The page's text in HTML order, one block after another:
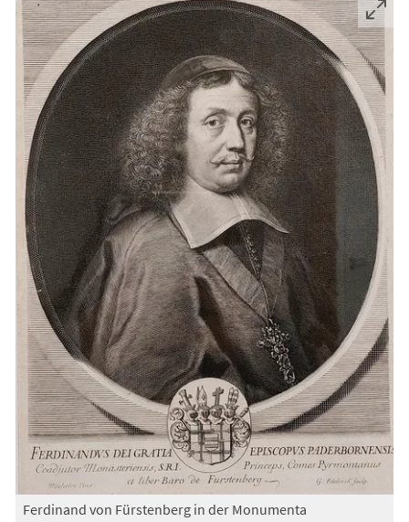
Ferdinand von Fürstenberg in der Monumenta